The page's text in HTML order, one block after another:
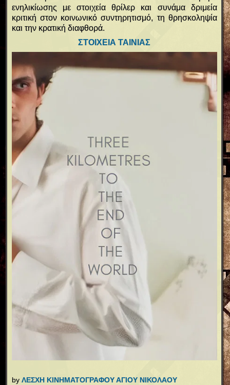
ενηλικίωσης με στοιχεία θρίλερ και συνάμα δριμεία
κριτική στον κοινωνικό συντηρητισμό, τη θρησκοληψία
και την κρατική διαφθορά.
ΣΤΟΙΧΕΙΑ ΤΑΙΝΙΑΣ
by ΛΕΣΧΗ ΚΙΝΗΜΑΤΟΓΡΑΦΟΥ ΑΓΙΟΥ ΝΙΚΟΛΑΟΥ
ΑΡΧΙΚΗ
ΠΡΟΓΡΑΜΜΑ
ΑΡΧΕΙΟ ΠΡΟΒΟΛΩΝ